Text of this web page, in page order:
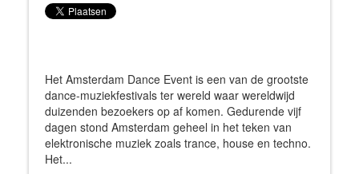
Het Amsterdam Dance Event is een van de grootste
dance-muziekfestivals ter wereld waar wereldwijd
duizenden bezoekers op af komen. Gedurende vijf
dagen stond Amsterdam geheel in het teken van
elektronische muziek zoals trance, house en techno.
Het...